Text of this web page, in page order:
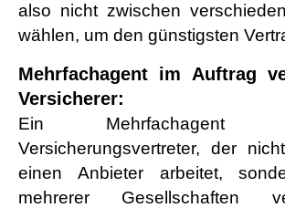
also nicht zwischen
wählen, um den günstigsten
Mehrfachagent im Auftrag
Versicherer:
Ein
Versicherungsvertreter, der
einen Anbieter arbeitet,
mehrerer Gesellschaften